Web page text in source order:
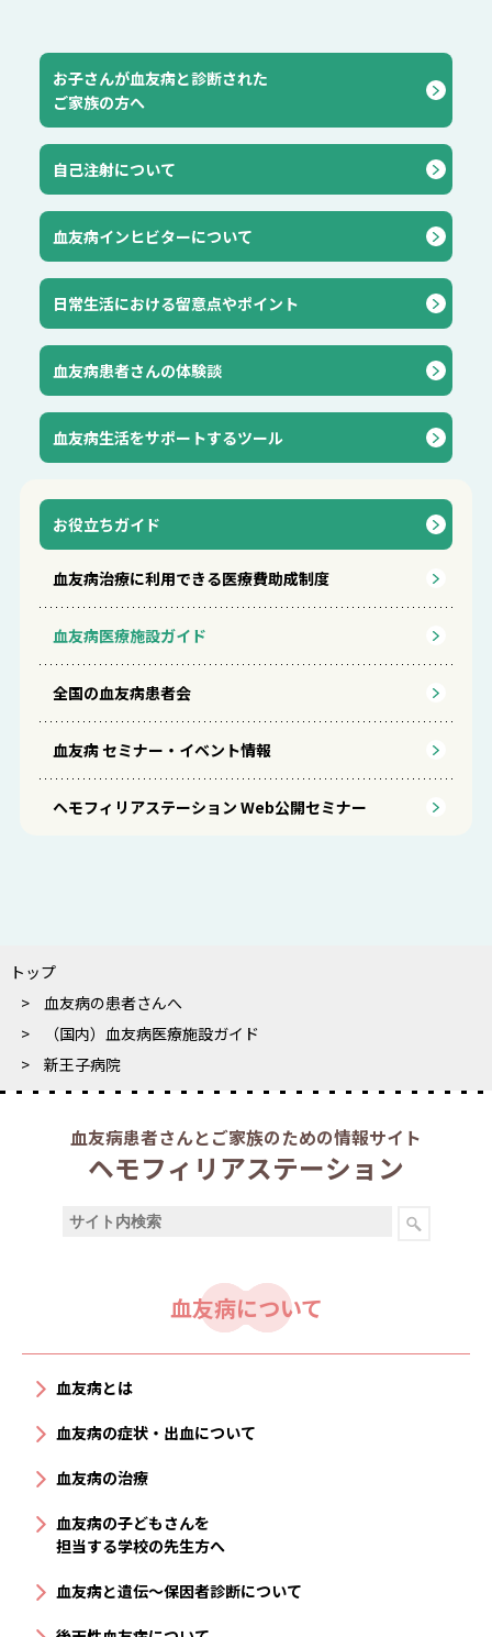
お子さんが血友病と診断された
ご家族の方へ
自己注射について
血友病インヒビターについて
⽇常⽣活における留意点やポイント
血友病患者さんの体験談
血友病生活をサポートするツール
お役立ちガイド
血友病治療に利用できる医療費助成制度
血友病医療施設ガイド
全国の血友病患者会
血友病 セミナー・イベント情報
ヘモフィリアステーション Web公開セミナー
トップ
血友病の患者さんへ
（国内）血友病医療施設ガイド
新王子病院
血友病患者さんとご家族のための情報サイト
ヘモフィリアステーション
血友病について
血友病とは
血友病の症状・出血について
血友病の治療
血友病の子どもさんを
担当する学校の先生方へ
血友病と遺伝〜保因者診断について